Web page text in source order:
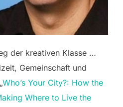
der kreativen Klasse …
Gemeinschaft und
Who’s Your City?: How the
Where to Live the